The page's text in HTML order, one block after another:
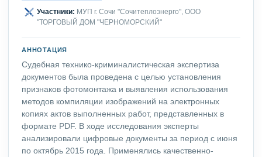
Участники: МУП г. Сочи "Сочитеплоэнерго", ООО
"ТОРГОВЫЙ ДОМ "ЧЕРНОМОРСКИЙ"
АННОТАЦИЯ
Судебная технико-криминалистическая экспертиза
документов была проведена с целью установления
признаков фотомонтажа и выявления использования
методов компиляции изображений на электронных
копиях актов выполненных работ, представленных в
формате PDF. В ходе исследования эксперты
анализировали цифровые документы за период с июня
по октябрь 2015 года. Применялись качественно-